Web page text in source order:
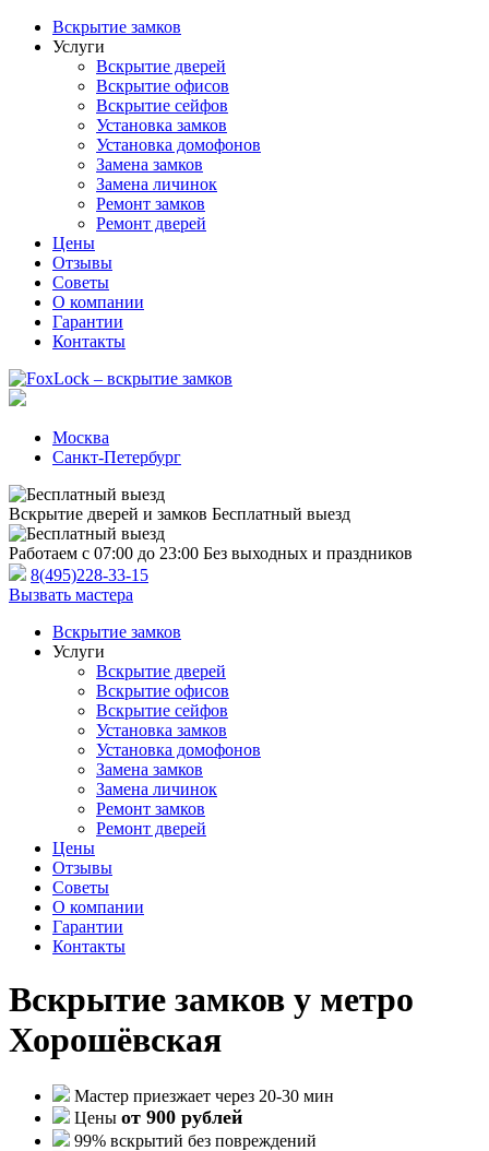
Вскрытие замков
Услуги
Вскрытие дверей
Вскрытие офисов
Вскрытие сейфов
Установка замков
Установка домофонов
Замена замков
Замена личинок
Ремонт замков
Ремонт дверей
Цены
Отзывы
Советы
О компании
Гарантии
Контакты
Москва
Санкт-Петербург
Вскрытие дверей и замков Бесплатный выезд
Работаем с 07:00 до 23:00 Без выходных и праздников
8(495)228-33-15
Вызвать мастера
Вскрытие замков
Услуги
Вскрытие дверей
Вскрытие офисов
Вскрытие сейфов
Установка замков
Установка домофонов
Замена замков
Замена личинок
Ремонт замков
Ремонт дверей
Цены
Отзывы
Советы
О компании
Гарантии
Контакты
Вскрытие замков у метро
Хорошёвская
Мастер приезжает через 20-30 мин
Цены от 900 рублей
99% вскрытий без повреждений